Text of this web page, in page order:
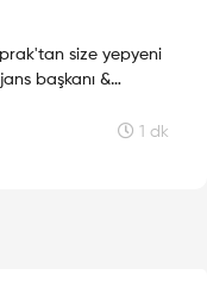
size yepyeni
başkanı &
1 dk